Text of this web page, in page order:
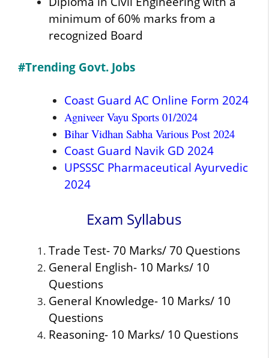
minimum of 60% marks from a
recognized Board
#Trending Govt. Jobs
Coast Guard AC Online Form 2024
Agniveer Vayu Sports 01/2024
Bihar Vidhan Sabha Various Post 2024
Coast Guard Navik GD 2024
UPSSSC Pharmaceutical Ayurvedic
2024
Exam Syllabus
Trade Test- 70 Marks/ 70 Questions
General English- 10 Marks/ 10
Questions
General Knowledge- 10 Marks/ 10
Questions
Reasoning- 10 Marks/ 10 Questions